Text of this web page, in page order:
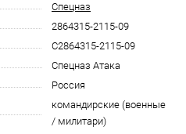
Спецназ
2864315-2115-09
С2864315-2115-09
Спецназ Атака
Россия
командирские (военные
/ милитари)